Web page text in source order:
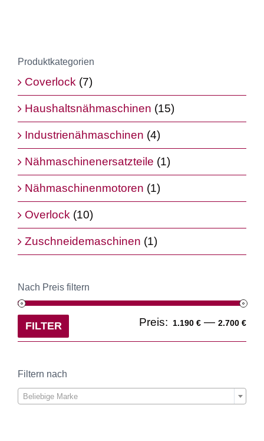
Produktkategorien
Coverlock (7)
Haushaltsnähmaschinen (15)
Industrienähmaschinen (4)
Nähmaschinenersatzteile (1)
Nähmaschinenmotoren (1)
Overlock (10)
Zuschneidemaschinen (1)
Nach Preis filtern
FILTER Preis: 1.190 € — 2.700 €
Filtern nach
Beliebige Marke